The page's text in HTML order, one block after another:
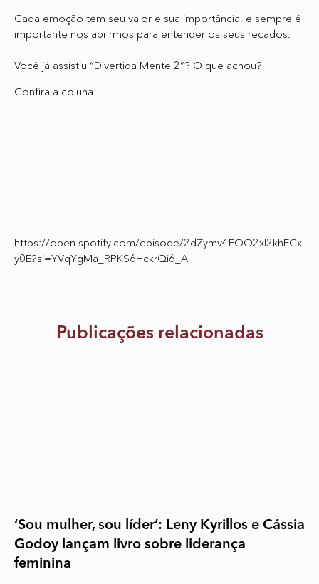
Cada emoção tem seu valor e sua importância, e sempre é
importante nos abrirmos para entender os seus recados.
Você já assistiu “Divertida Mente 2”? O que achou?
Confira a coluna:
https://open.spotify.com/episode/2dZymv4FOQ2xI2khECx
y0E?si=YVqYgMa_RPKS6HckrQi6_A
Publicações relacionadas
‘Sou mulher, sou líder’: Leny Kyrillos e Cássia
Godoy lançam livro sobre liderança
feminina